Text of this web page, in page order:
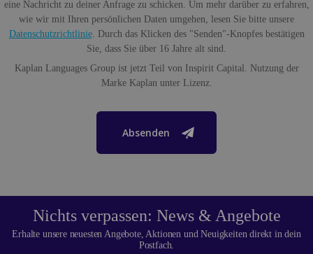
eine Nachricht zu deiner Anfrage zu schicken. Um mehr darüber zu erfahren,
wie wir mit Ihren persönlichen Daten umgehen, lesen Sie bitte unsere
Datenschutzrichtlinie. Durch das Klicken des "Senden"-Knopfes bestätigen
Sie, dass Sie über 16 Jahre alt sind.
Kaplan Languages Group ist jetzt Teil von Inspirit Capital. Nutzung der
Marke Kaplan unter Lizenz.
Absenden
Nichts verpassen: News & Angebote
Erhalte unsere neuesten Angebote, Aktionen und Neuigkeiten direkt in dein
Postfach.